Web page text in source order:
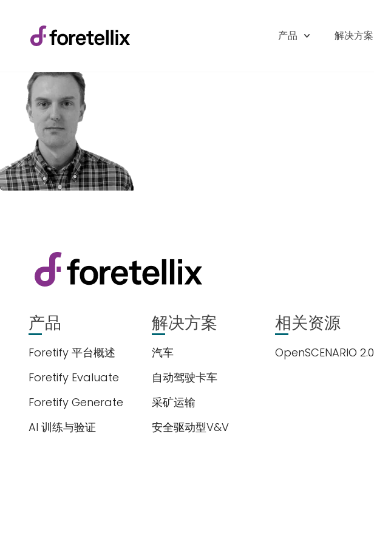
产品 解决方案
产品
Foretify 平台概述
Foretify Evaluate
Foretify Generate
AI 训练与验证
解决方案
汽车
自动驾驶卡车
采矿运输
安全驱动型V&V
相关资源
OpenSCENARIO 2.0
解更多，请查看我们的隐私政策